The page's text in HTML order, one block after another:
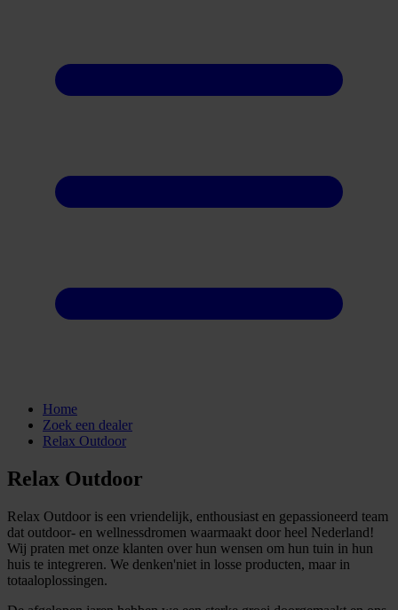
Home
Zoek een dealer
Relax Outdoor
Relax Outdoor
Relax Outdoor is een vriendelijk, enthousiast en gepassioneerd team
dat outdoor- en wellnessdromen waarmaakt door heel Nederland!
Wij praten met onze klanten over hun wensen om hun tuin in hun
huis te integreren. We denken'niet in losse producten, maar in
totaaloplossingen.